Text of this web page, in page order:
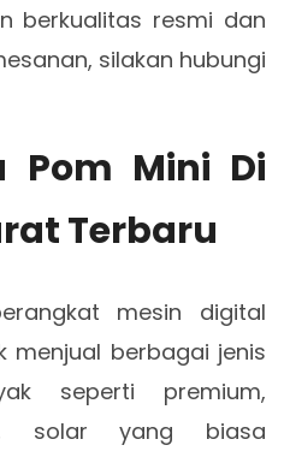
berkualitas resmi dan
silakan hubungi
Pom Mini Di
Terbaru
mesin digital
menjual berbagai jenis
seperti premium,
solar yang biasa